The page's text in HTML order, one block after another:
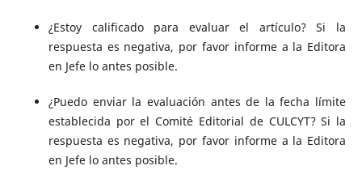
¿Estoy calificado para evaluar el artículo? Si la
respuesta es negativa, por favor informe a la Editora
en Jefe lo antes posible.
¿Puedo enviar la evaluación antes de la fecha límite
establecida por el Comité Editorial de CULCYT? Si la
respuesta es negativa, por favor informe a la Editora
en Jefe lo antes posible.